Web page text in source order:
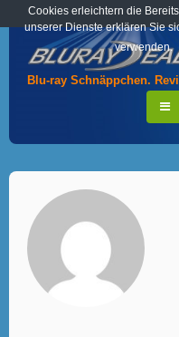
Blu-ray Schnäppchen.
Cookies erleichtern die
unserer Dienste erklären Sie
verwenden.